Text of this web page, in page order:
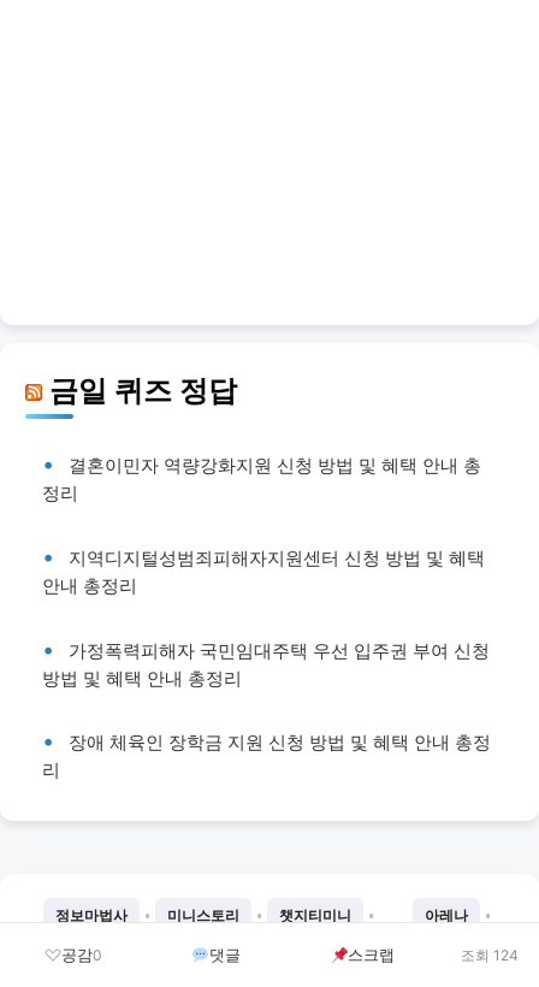
금일 퀴즈 정답
결혼이민자 역량강화지원 신청 방법 및 혜택 안내 총
정리
지역디지털성범죄피해자지원센터 신청 방법 및 혜택
안내 총정리
가정폭력피해자 국민임대주택 우선 입주권 부여 신청
방법 및 혜택 안내 총정리
장애 체육인 장학금 지원 신청 방법 및 혜택 안내 총정
리
공감0 댓글 스크랩 조회 124
정보마법사 • 미니스토리 • 챗지티미니 • 아레나 •
벌스데이 뉴게인 • • SNS인기템 •